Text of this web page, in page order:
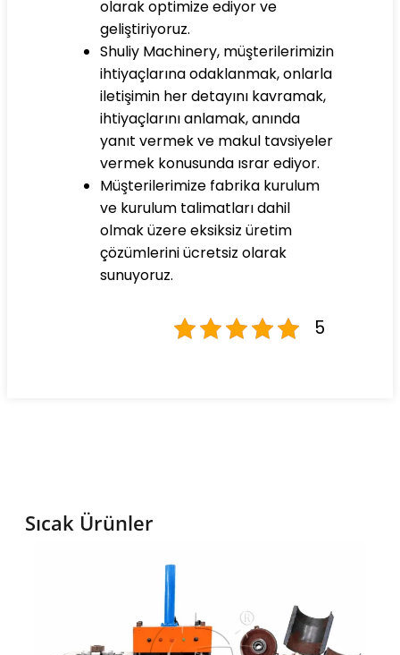
olarak optimize ediyor ve
geliştiriyoruz.
Shuliy Machinery, müşterilerimizin
ihtiyaçlarına odaklanmak, onlarla
iletişimin her detayını kavramak,
ihtiyaçlarını anlamak, anında
yanıt vermek ve makul tavsiyeler
vermek konusunda ısrar ediyor.
Müşterilerimize fabrika kurulum
ve kurulum talimatları dahil
olmak üzere eksiksiz üretim
çözümlerini ücretsiz olarak
sunuyoruz.
5
Sıcak Ürünler